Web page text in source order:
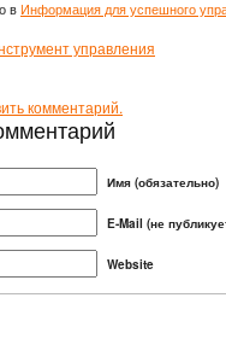
в Информация для успешного
управления
комментарий.
Имя (обязательно)
E-Mail (не
Website